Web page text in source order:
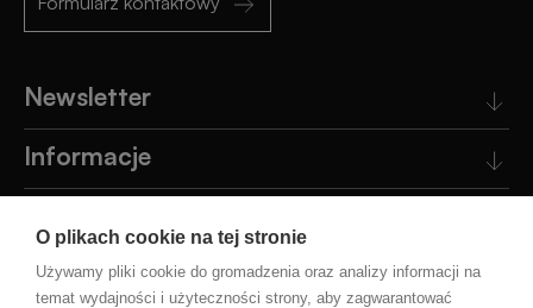
O plikach cookie na tej stronie
Używamy pliki cookie do gromadzenia oraz analizy informacji na
temat wydajności i użyteczności strony, aby zagwarantować
Newsletter
Informacje
Pomoc